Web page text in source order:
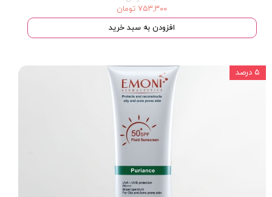
۷۵۳,۳۰۰ تومان
افزودن به سبد خرید
۵ درصد